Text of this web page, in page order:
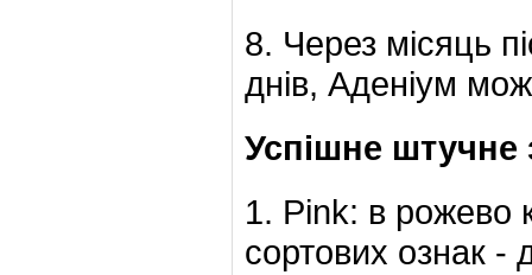
8. Через місяць
днів, Аденіум
Успішне штучне
1. Pink: в рожево
сортових ознак -